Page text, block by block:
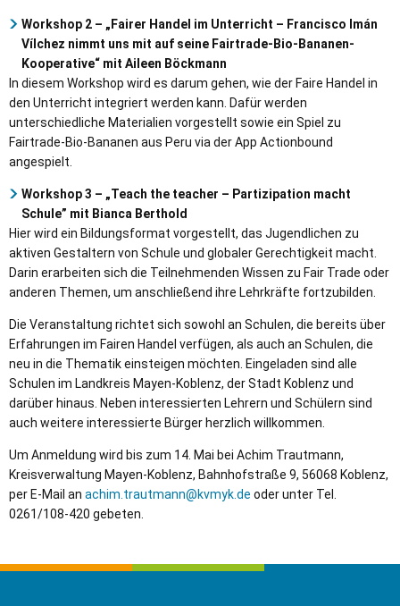
Workshop 2 – „Fairer Handel im Unterricht – Francisco Imán
Vílchez nimmt uns mit auf seine Fairtrade-Bio-Bananen-
Kooperative“ mit Aileen Böckmann
In diesem Workshop wird es darum gehen, wie der Faire Handel in
den Unterricht integriert werden kann. Dafür werden
unterschiedliche Materialien vorgestellt sowie ein Spiel zu
Fairtrade-Bio-Bananen aus Peru via der App Actionbound
angespielt.
Workshop 3 – „Teach the teacher – Partizipation macht
Schule” mit Bianca Berthold
Hier wird ein Bildungsformat vorgestellt, das Jugendlichen zu
aktiven Gestaltern von Schule und globaler Gerechtigkeit macht.
Darin erarbeiten sich die Teilnehmenden Wissen zu Fair Trade oder
anderen Themen, um anschließend ihre Lehrkräfte fortzubilden.
Die Veranstaltung richtet sich sowohl an Schulen, die bereits über
Erfahrungen im Fairen Handel verfügen, als auch an Schulen, die
neu in die Thematik einsteigen möchten. Eingeladen sind alle
Schulen im Landkreis Mayen-Koblenz, der Stadt Koblenz und
darüber hinaus. Neben interessierten Lehrern und Schülern sind
auch weitere interessierte Bürger herzlich willkommen.
Um Anmeldung wird bis zum 14. Mai bei Achim Trautmann,
Kreisverwaltung Mayen-Koblenz, Bahnhofstraße 9, 56068 Koblenz,
per E-Mail an achim.trautmann@kvmyk.de oder unter Tel.
0261/108-420 gebeten.